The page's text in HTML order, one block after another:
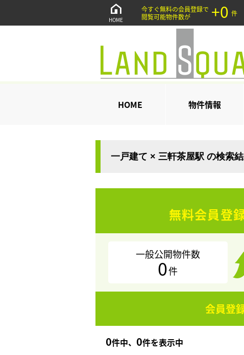
HOME
今すぐ無料の会員登録で
閲覧可能物件数が
+0 件
HOME 物件情報
一戸建て × 三軒茶屋駅 の検索
無料会員登
一般公開物件数
0件
会員登
0件中、 0件を表示中